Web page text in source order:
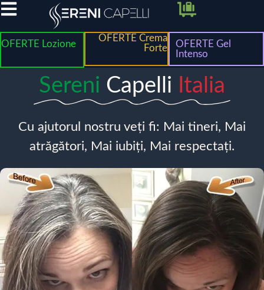
OFERTE Lozione
OFERTE Crema
Forte
OFERTE Gel
Intenso
Sereni Capelli Italia
Cu ajutorul nostru veți fi: Mai tineri, Mai
atrăgători, Mai iubiți, Mai respectați.